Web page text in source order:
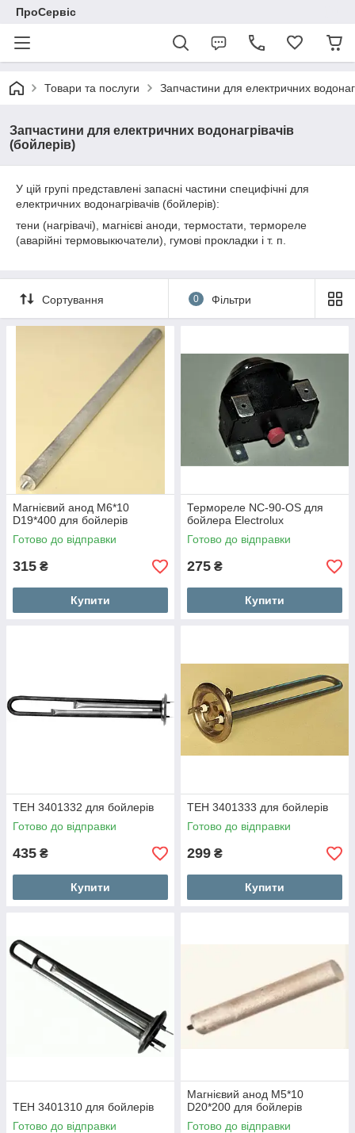
ПроСервіс
Товари та послуги Запчастини для електричних
Запчастини для електричних водонагрівачів
(бойлерів)
У цій групі представлені запасні частини специфічні для
електричних водонагрівачів (бойлерів):
тени (нагрівачі), магнієві аноди, термостати, термореле
(аварійні термовыкючатели), гумові прокладки і т. п.
Сортування 0 Фільтри
Магнієвий анод M6*10
D19*400 для бойлерів
Готово до відправки
315 ₴
Купити
Термореле NC-90-OS для
бойлера Electrolux
Готово до відправки
275 ₴
Купити
ТЕН 3401332 для бойлерів
Готово до відправки
435 ₴
Купити
ТЕН 3401333 для бойлерів
Готово до відправки
299 ₴
Купити
ТЕН 3401310 для бойлерів
Готово до відправки
Магнієвий анод M5*10
D20*200 для бойлерів
Готово до відправки